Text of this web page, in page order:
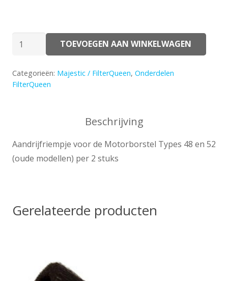
Aandrijfriempje
de
Motorborstel
52
(oude
stuks
TOEVOEGEN AAN WINKELWAGEN
Categorieën: Majestic / FilterQueen, Onderdelen
FilterQueen
Beschrijving
Aandrijfriempje voor de Motorborstel Types 48 en 52
(oude modellen) per 2 stuks
Gerelateerde producten